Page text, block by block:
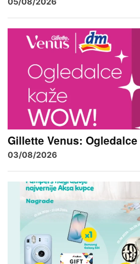
Gillette Venus: Ogledalce
03/08/2026